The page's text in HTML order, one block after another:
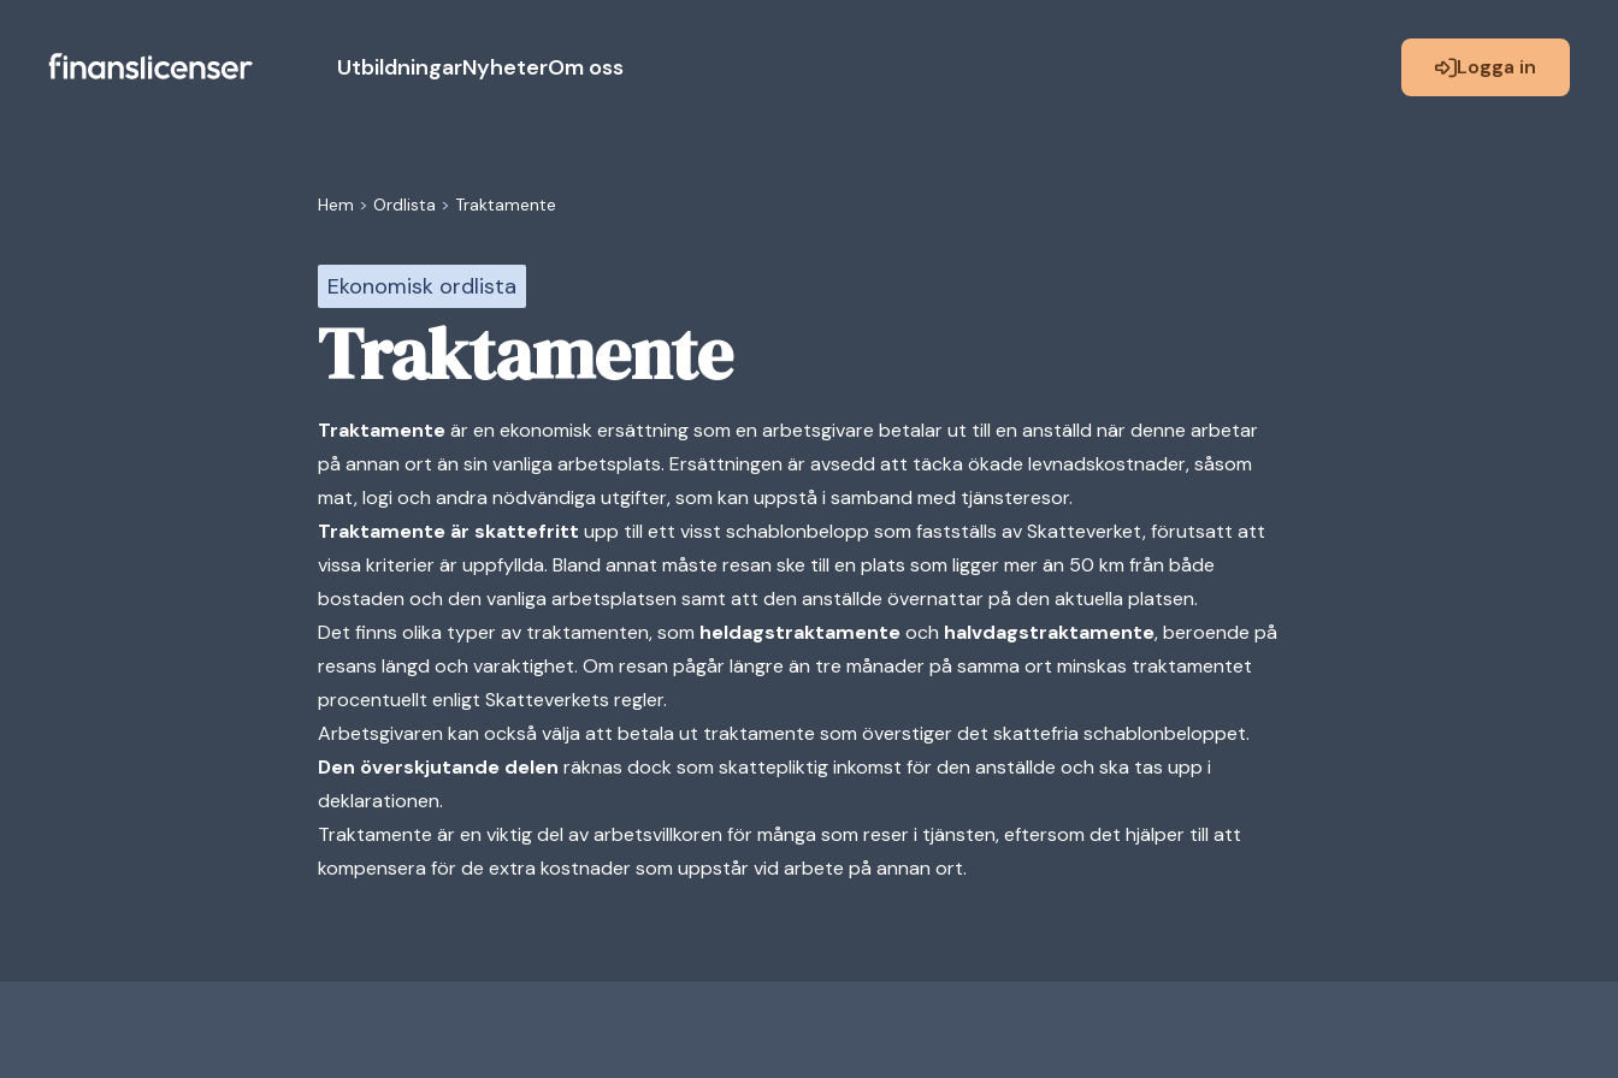
Logga in
UtbildningarNyheterOm oss
Hem > Ordlista > Traktamente
Ekonomisk ordlista
Traktamente
Traktamenteär en ekonomisk ersättning som en arbetsgivare betalar ut till en anställd när denne arbetar
på annan ort än sin vanliga arbetsplats. Ersättningen är avsedd att täcka ökade levnadskostnader, såsom
mat, logi och andra nödvändiga utgifter, som kan uppstå i samband med tjänsteresor.
Traktamente är skattefritt upp till ett visst schablonbelopp som fastställs av Skatteverket, förutsatt att
vissa kriterier är uppfyllda. Bland annat måste resan ske till en plats som ligger mer än 50 km från både
bostaden och den vanliga arbetsplatsen samt att den anställde övernattar på den aktuella platsen.
Det finns olika typer av traktamenten, som heldagstraktamenteoch halvdagstraktamente, beroende på
resans längd och varaktighet. Om resan pågår längre än tre månader på samma ort minskas traktamentet
procentuellt enligt Skatteverkets regler.
Arbetsgivaren kan också välja att betala ut traktamente som överstiger det skattefria schablonbeloppet.
Den överskjutande delen räknas dock som skattepliktig inkomst för den anställde och ska tas upp i
deklarationen.
Traktamente är en viktig del av arbetsvillkoren för många som reser i tjänsten, eftersom det hjälper till att
kompensera för de extra kostnader som uppstår vid arbete på annan ort.